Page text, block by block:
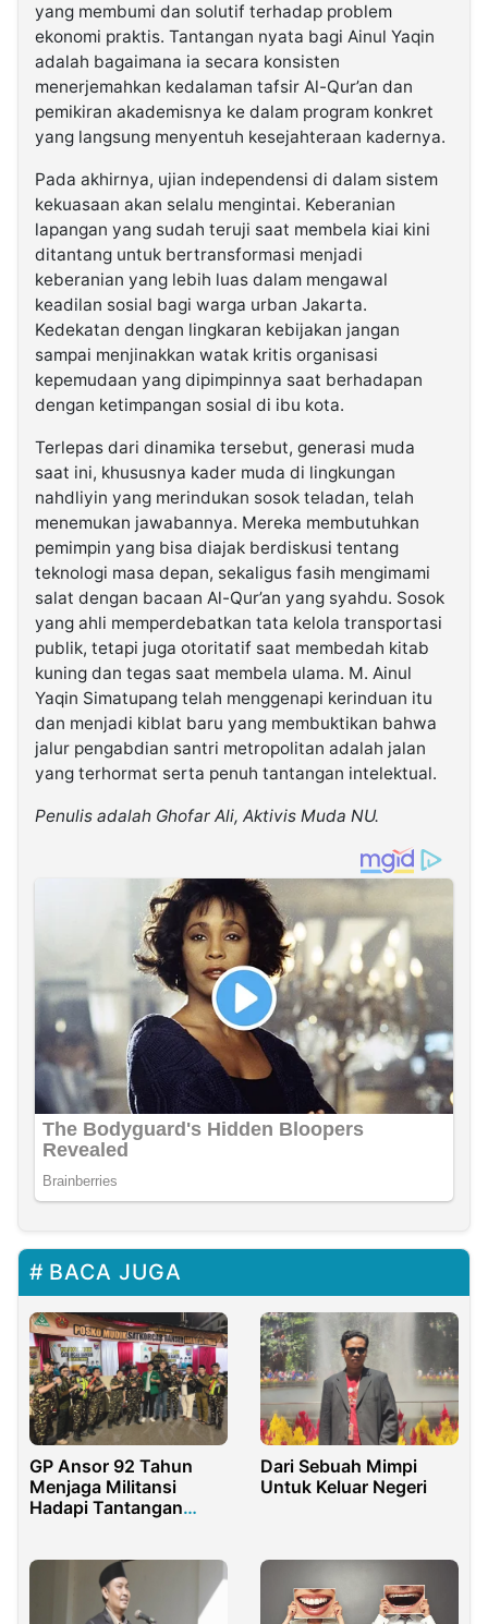
yang membumi dan solutif terhadap problem
ekonomi praktis. Tantangan nyata bagi Ainul Yaqin
adalah bagaimana ia secara konsisten
menerjemahkan kedalaman tafsir Al-Qur’an dan
pemikiran akademisnya ke dalam program konkret
yang langsung menyentuh kesejahteraan kadernya.
Pada akhirnya, ujian independensi di dalam sistem
kekuasaan akan selalu mengintai. Keberanian
lapangan yang sudah teruji saat membela kiai kini
ditantang untuk bertransformasi menjadi
keberanian yang lebih luas dalam mengawal
keadilan sosial bagi warga urban Jakarta.
Kedekatan dengan lingkaran kebijakan jangan
sampai menjinakkan watak kritis organisasi
kepemudaan yang dipimpinnya saat berhadapan
dengan ketimpangan sosial di ibu kota.
Terlepas dari dinamika tersebut, generasi muda
saat ini, khususnya kader muda di lingkungan
nahdliyin yang merindukan sosok teladan, telah
menemukan jawabannya. Mereka membutuhkan
pemimpin yang bisa diajak berdiskusi tentang
teknologi masa depan, sekaligus fasih mengimami
salat dengan bacaan Al-Qur’an yang syahdu. Sosok
yang ahli memperdebatkan tata kelola transportasi
publik, tetapi juga otoritatif saat membedah kitab
kuning dan tegas saat membela ulama. M. Ainul
Yaqin Simatupang telah menggenapi kerinduan itu
dan menjadi kiblat baru yang membuktikan bahwa
jalur pengabdian santri metropolitan adalah jalan
yang terhormat serta penuh tantangan intelektual.
Penulis adalah Ghofar Ali, Aktivis Muda NU.
BACA JUGA
GP Ansor 92 Tahun
Menjaga Militansi
Hadapi Tantangan
Dari Sebuah Mimpi
Untuk Keluar Negeri